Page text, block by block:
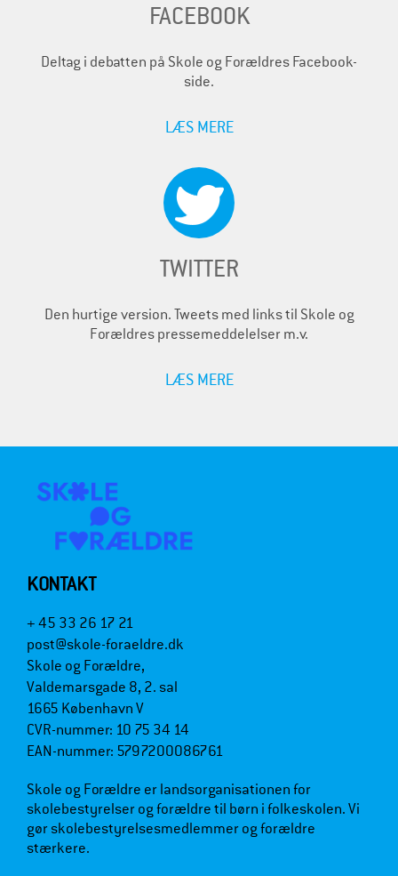
FACEBOOK
Deltag i debatten på Skole og Forældres Facebook-
side.
LÆS MERE
TWITTER
Den hurtige version. Tweets med links til Skole og
Forældres pressemeddelelser m.v.
LÆS MERE
KONTAKT
+ 45 33 26 17 21
post@skole-foraeldre.dk
Skole og Forældre,
Valdemarsgade 8, 2. sal
1665 København V
CVR-nummer: 10 75 34 14
EAN-nummer: 5797200086761
Skole og Forældre er landsorganisationen for
skolebestyrelser og forældre til børn i folkeskolen. Vi
gør skolebestyrelsesmedlemmer og forældre
stærkere.